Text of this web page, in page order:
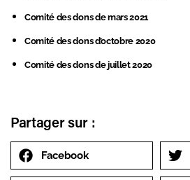
Comité des dons de mars 2021
Comité des dons d’octobre 2020
Comité des dons de juillet 2020
Partager sur :
Facebook